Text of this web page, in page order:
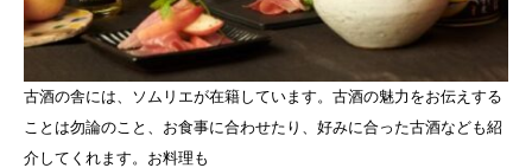
古酒の舎には、ソムリエが在籍しています。古酒の魅力をお伝えする
ことは勿論のこと、お食事に合わせたり、好みに合った古酒なども紹
介してくれます。お料理も